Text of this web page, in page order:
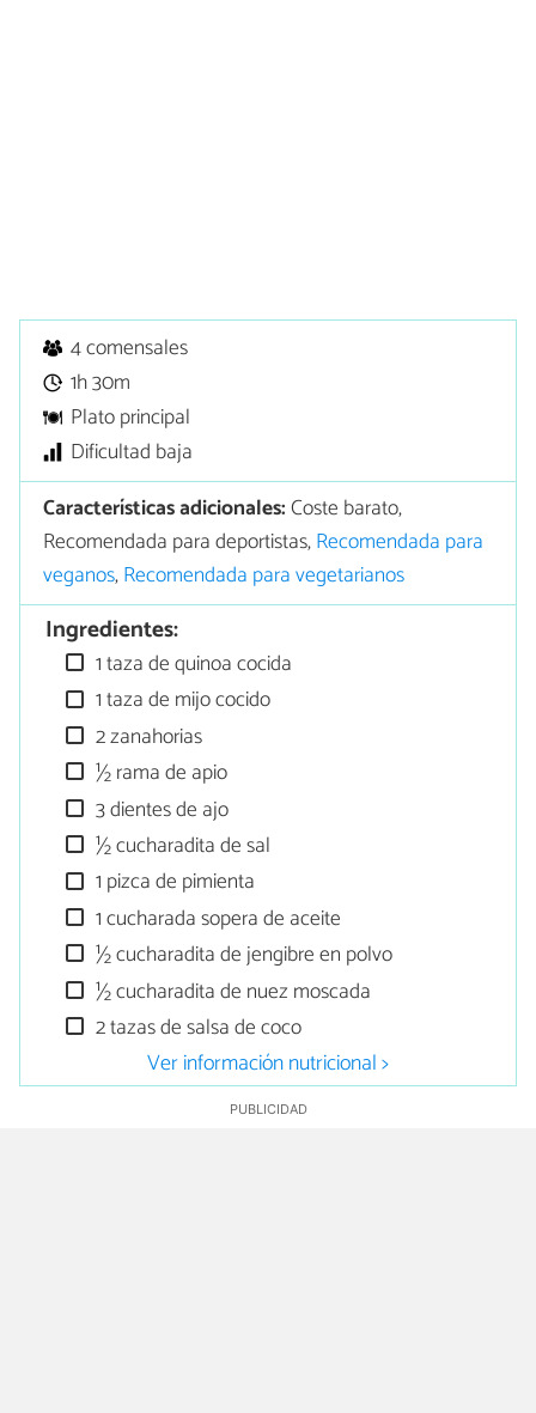
4 comensales
1h 30m
Plato principal
Dificultad baja
Características adicionales:Coste barato,
Recomendada para deportistas,Recomendada para
veganos,Recomendada para vegetarianos
Ingredientes:
1 taza de quinoa cocida
1 taza de mijo cocido
2 zanahorias
½ rama de apio
3 dientes de ajo
½ cucharadita de sal
1 pizca de pimienta
1 cucharada sopera de aceite
½ cucharadita de jengibre en polvo
½ cucharadita de nuez moscada
2 tazas de salsa de coco
Ver información nutricional >